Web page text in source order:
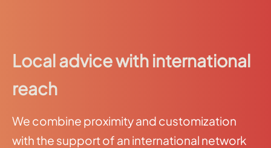
Local advice with international
reach
We combine proximity and customization
with the support of an international network